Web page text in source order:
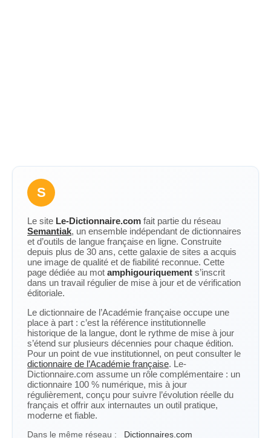
S
Le site Le-Dictionnaire.com fait partie du réseau
Semantiak, un ensemble indépendant de dictionnaires
et d’outils de langue française en ligne. Construite
depuis plus de 30 ans, cette galaxie de sites a acquis
une image de qualité et de fiabilité reconnue. Cette
page dédiée au mot amphigouriquement s’inscrit
dans un travail régulier de mise à jour et de vérification
éditoriale.
Le dictionnaire de l’Académie française occupe une
place à part : c’est la référence institutionnelle
historique de la langue, dont le rythme de mise à jour
s’étend sur plusieurs décennies pour chaque édition.
Pour un point de vue institutionnel, on peut consulter le
dictionnaire de l’Académie française. Le-
Dictionnaire.com assume un rôle complémentaire : un
dictionnaire 100 % numérique, mis à jour
régulièrement, conçu pour suivre l’évolution réelle du
français et offrir aux internautes un outil pratique,
moderne et fiable.
Dans le même réseau : Dictionnaires.com